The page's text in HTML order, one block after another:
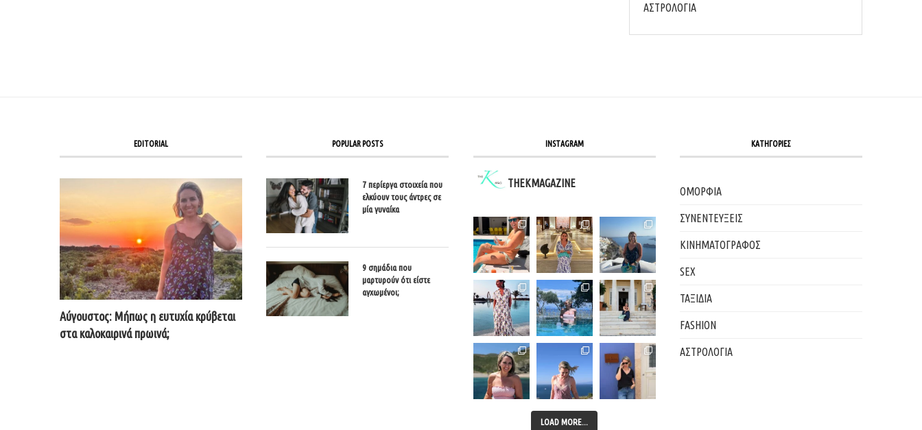
ΑΣΤΡΟΛΟΓΙΑ
EDITORIAL
Αύγουστος: Μήπως η ευτυχία κρύβεται
στα καλοκαιρινά πρωινά;
POPULAR POSTS
7 περίεργα στοιχεία που
ελκύουν τους άντρες σε
μία γυναίκα
9 σημάδια που
μαρτυρούν ότι είστε
αγχωμένοι;
INSTAGRAM
THEKMAGAZINE
LOAD MORE...
ΚΑΤΗΓΟΡΙΕΣ
ΟΜΟΡΦΙΑ
ΣΥΝΕΝΤΕΥΞΕΙΣ
ΚΙΝΗΜΑΤΟΓΡΑΦΟΣ
SEX
ΤΑΞΙΔΙΑ
FASHION
ΑΣΤΡΟΛΟΓΙΑ